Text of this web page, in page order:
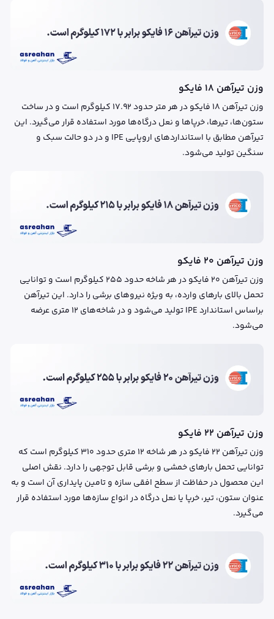
وزن تیرآهن ۱۸ فایکو
وزن تیرآهن ۱۸ فایکو در هر متر حدود ۱۷.۹۲ کیلوگرم است و در ساخت
ستون‌ها، تیرها، خرپاها و نعل درگاه‌ها مورد استفاده قرار می‌گیرد. این
تیرآهن مطابق با استانداردهای اروپایی IPE و در دو حالت سبک و
سنگین تولید می‌شود.
وزن تیرآهن ۲۰ فایکو
وزن تیرآهن ۲۰ فایکو در هر شاخه حدود ۲۵۵ کیلوگرم است و توانایی
تحمل بالای بارهای وارده، به ویژه نیروهای برشی را دارد. این تیرآهن
براساس استاندارد IPE تولید می‌شود و در شاخه‌های ۱۲ متری عرضه
می‌شود.
وزن تیرآهن ۲۲ فایکو
وزن تیرآهن ۲۲ فایکو در هر شاخه ۱۲ متری حدود ۳۱۰ کیلوگرم است که
توانایی تحمل بارهای خمشی و برشی قابل توجهی را دارد. نقش اصلی
این محصول در حفاظت از سطح افقی سازه و تامین پایداری آن است و به
عنوان ستون، تیر، خرپا یا نعل درگاه در انواع سازه‌ها مورد استفاده قرار
می‌گیرد.